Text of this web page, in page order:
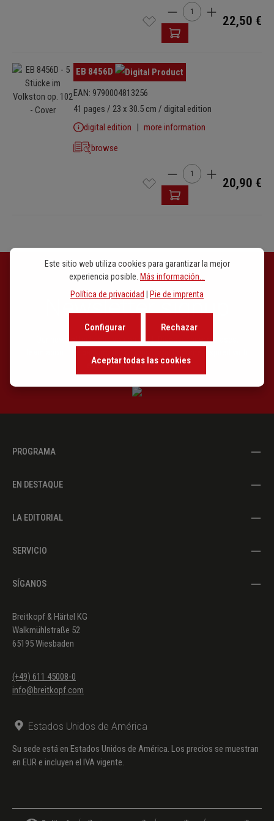
Cantidad del producto:
22,50 €
Omitir galería de imágenes
EB 8456D
EAN: 9790004813256
41 pages / 23 x 30.5 cm / digital edition
digital edition
more information
browse
Cantidad del producto:
20,90 €
Newsletter signup
Our newsletter keeps you on beat. Discover new releases,
exclusive recommendations.
PROGRAMA
EN DESTAQUE
LA EDITORIAL
SERVICIO
SÍGANOS
Breitkopf & Härtel KG
Walkmühlstraße 52
65195 Wiesbaden
(+49) 611 45008-0
info@breitkopf.com
Estados Unidos de América
Su sede está en Estados Unidos de América. Los precios se muestran
en EUR e incluyen el IVA vigente.
Este sitio web utiliza cookies para garantizar la mejor
experiencia posible. Más información...
Política de privacidad | Pie de imprenta
Rechazar
Configurar
Aceptar todas las cookies